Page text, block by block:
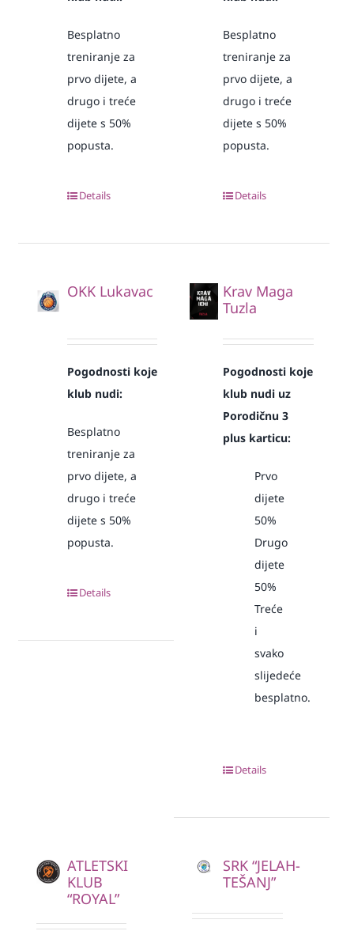
Besplatno
treniranje za
prvo dijete, a
drugo i treće
dijete s 50%
popusta.
Details
Besplatno
treniranje za
prvo dijete, a
drugo i treće
dijete s 50%
popusta.
Details
OKK Lukavac
Pogodnosti koje
klub nudi:
Besplatno
treniranje za
prvo dijete, a
drugo i treće
dijete s 50%
popusta.
Details
Krav Maga
Tuzla
Pogodnosti koje
klub nudi uz
Porodičnu 3
plus karticu:
Prvo
dijete
50%
Drugo
dijete
50%
Treće
i
svako
slijedeće
besplatno.
Details
ATLETSKI
KLUB
“ROYAL”
SRK “JELAH-
TEŠANJ”